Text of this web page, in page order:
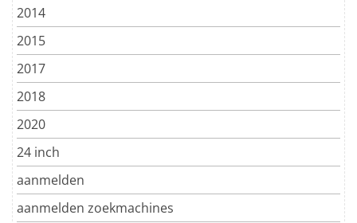
2014
2015
2017
2018
2020
24 inch
aanmelden
aanmelden zoekmachines